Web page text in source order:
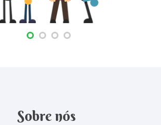
Sobre nós